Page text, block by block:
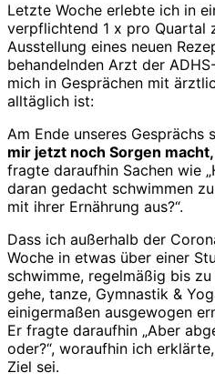
Letzte Woche erlebte ich in
verpflichtend 1 x pro Quartal
Ausstellung eines neuen
behandelnden Arzt der
mich in Gesprächen mit
alltäglich ist:
Am Ende unseres Gesprächs
mir jetzt noch Sorgen
fragte daraufhin Sachen wie
daran gedacht schwimmen
mit ihrer Ernährung aus?“.
Dass ich außerhalb der
Woche in etwas über einer
schwimme, regelmäßig bis
gehe, tanze, Gymnastik &
einigermaßen ausgewogen
Er fragte daraufhin „Aber
oder?“, woraufhin ich
Ziel sei.